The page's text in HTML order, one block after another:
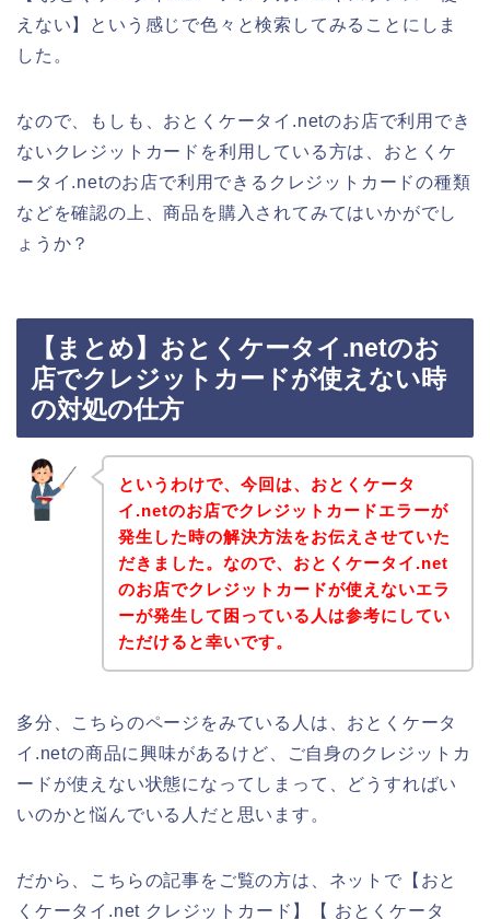
えない】という感じで色々と検索してみることにしま
した。
なので、もしも、おとくケータイ.netのお店で利用でき
ないクレジットカードを利用している方は、おとくケ
ータイ.netのお店で利用できるクレジットカードの種類
などを確認の上、商品を購入されてみてはいかがでし
ょうか？
【まとめ】おとくケータイ.netのお
店でクレジットカードが使えない時
の対処の仕方
というわけで、今回は、おとくケータ
イ.netのお店でクレジットカードエラーが
発生した時の解決方法をお伝えさせていた
だきました。なので、おとくケータイ.net
のお店でクレジットカードが使えないエラ
ーが発生して困っている人は参考にしてい
ただけると幸いです。
多分、こちらのページをみている人は、おとくケータ
イ.netの商品に興味があるけど、ご自身のクレジットカ
ードが使えない状態になってしまって、どうすればい
いのかと悩んでいる人だと思います。
だから、こちらの記事をご覧の方は、ネットで【おと
くケータイ.net クレジットカード】【 おとくケータ